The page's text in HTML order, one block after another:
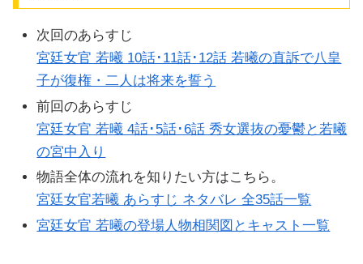
次回のあらすじ
宮廷女官 若曦 10話･11話･12話 若曦の直訴で八皇
子が復権・二人は将来を誓う
前回のあらすじ
宮廷女官 若曦 4話･5話･6話 秀女選抜の憂鬱と若曦
の宮中入り
物語全体の流れを知りたい方はこちら。
宮廷女官若曦 あらすじ ネタバレ 全35話一覧
宮廷女官 若曦の登場人物相関図とキャスト一覧